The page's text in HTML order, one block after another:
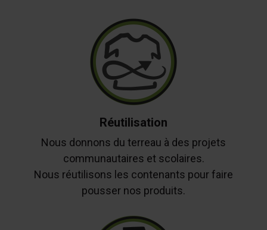
Réutilisation
Nous donnons du terreau à des projets
communautaires et scolaires.
Nous réutilisons les contenants pour faire
pousser nos produits.